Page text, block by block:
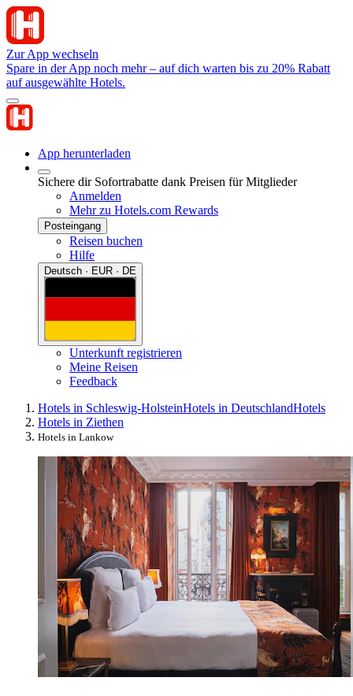
Zur App wechseln
Spare in der App noch mehr – auf dich warten bis zu 20% Rabatt
auf ausgewählte Hotels.
App herunterladen
Sichere dir Sofortrabatte dank Preisen für Mitglieder
Anmelden
Mehr zu Hotels.com Rewards
Posteingang
Reisen buchen
Hilfe
Deutsch · EUR · DE
Unterkunft registrieren
Meine Reisen
Feedback
Hotels in Schleswig-HolsteinHotels in DeutschlandHotels
Hotels in Ziethen
Hotels in Lankow